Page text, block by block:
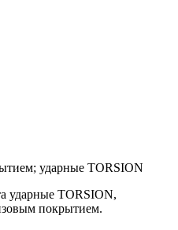
ударные TORSION
ударные TORSION,
покрытием.